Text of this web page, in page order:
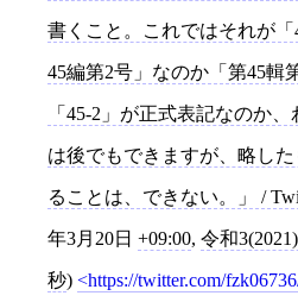
書くこと。これではそれが
45編第2号」なのか「第45輯
「45-2」が正式表記なのか
は後でもできますが、略し
ることは、できない。」 /
年3月20日 +09:00, 令和
秒) https://twitter.com/